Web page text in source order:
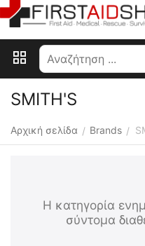
SMITH'S
Αρχική σελίδα / Brands /
Η κατηγορία
σύντομα